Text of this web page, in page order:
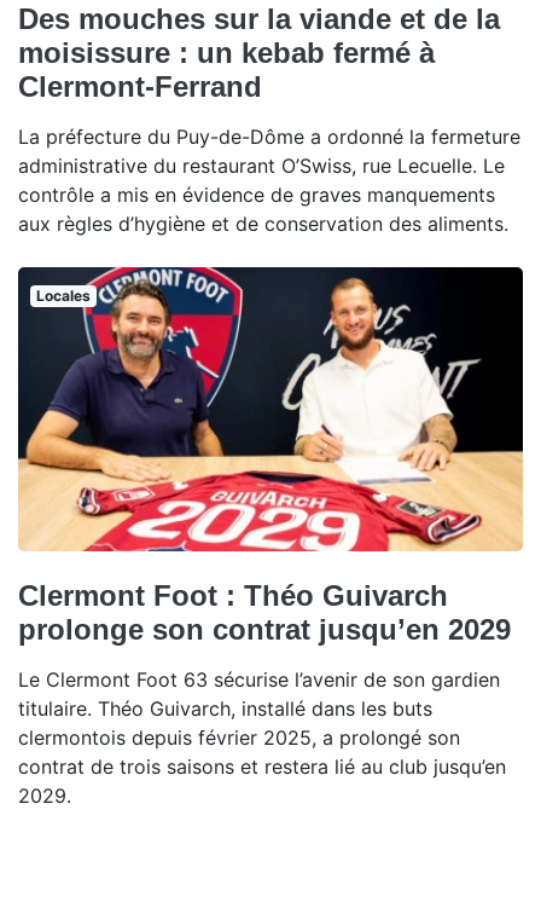
Des mouches sur la viande et de la
moisissure : un kebab fermé à
Clermont-Ferrand
La préfecture du Puy-de-Dôme a ordonné la fermeture
administrative du restaurant O’Swiss, rue Lecuelle. Le
contrôle a mis en évidence de graves manquements
aux règles d’hygiène et de conservation des aliments.
Locales
Clermont Foot : Théo Guivarch
prolonge son contrat jusqu’en 2029
Le Clermont Foot 63 sécurise l’avenir de son gardien
titulaire. Théo Guivarch, installé dans les buts
clermontois depuis février 2025, a prolongé son
contrat de trois saisons et restera lié au club jusqu’en
2029.